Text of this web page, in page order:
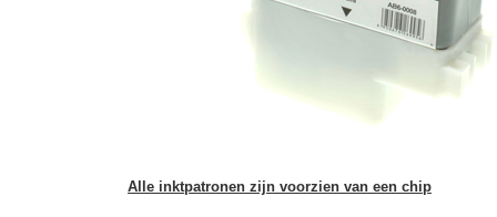
Alle inktpatronen zijn voorzien van een chip